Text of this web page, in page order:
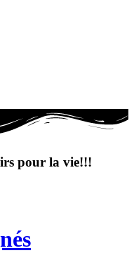
pour la vie!!!